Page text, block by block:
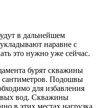
в дальнейшем
наравне с
это нужно уже сейчас.
бурят скважины
сантиметров. Подошвы
для избавления
вод. Скважины